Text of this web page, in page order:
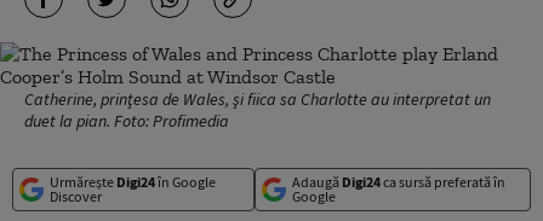
Catherine, prinţesa de Wales, şi fiica sa Charlotte au interpretat un
duet la pian. Foto: Profimedia
Urmărește Digi24în Google
Discover
Adaugă Digi24ca sursă preferată în
Google